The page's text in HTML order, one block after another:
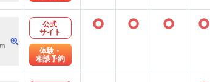
公式
サイト
体験・
相談予約
○ ○ ○ ○